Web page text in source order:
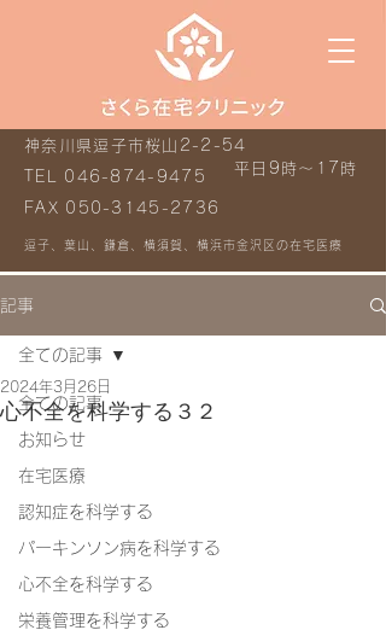
平日9時～17時
神奈川県逗子市桜山2-2-54
TEL 046-874-9475
FAX 050-3145-2736
逗子、葉山、鎌倉、横須賀、横浜市金沢区の在宅医療
記事
全ての記事
お知らせ
在宅医療
認知症を科学する
パーキンソン病を科学する
心不全を科学する
栄養管理を科学する
全ての記事
心不全を科学する３２
2024年3月26日